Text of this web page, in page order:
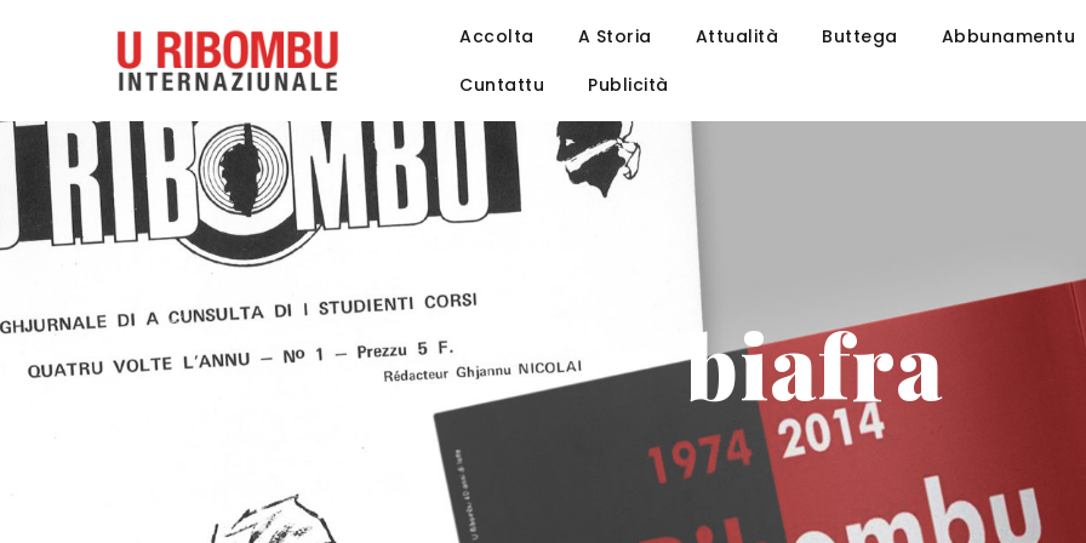
Accolta A Storia Attualità Buttega
Abbunamentu
Cuntattu
Publicità
biafra